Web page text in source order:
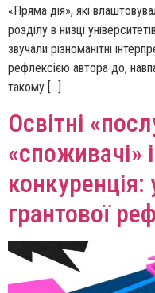
«Пряма дія», які
розділу в низці
звучали різноманітні
рефлексією автора до,
такому […]
Освітні
«споживачі»
конкуренція:
грантової